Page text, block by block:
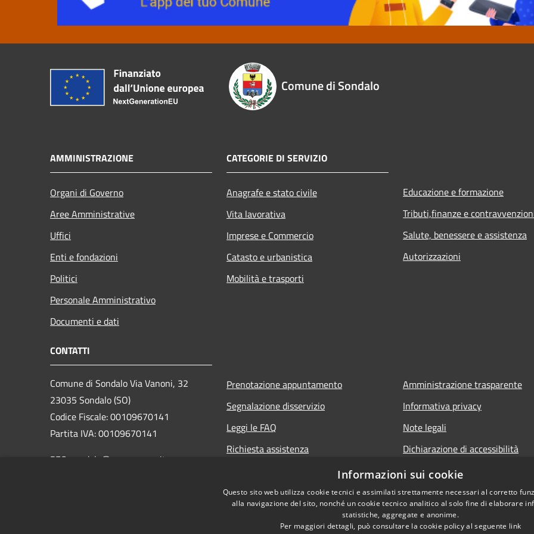
Comune di Sondalo
AMMINISTRAZIONE
Organi di Governo
Aree Amministrative
Uffici
Enti e fondazioni
Politici
Personale Amministrativo
Documenti e dati
CATEGORIE DI SERVIZIO
Anagrafe e stato civile
Vita lavorativa
Imprese e Commercio
Catasto e urbanistica
Mobilità e trasporti
Educazione e formazione
Tributi,finanze e
Salute, benessere e assistenza
Autorizzazioni
CONTATTI
Comune di Sondalo Via Vanoni, 32
23035 Sondalo (SO)
Codice Fiscale: 00109670141
Partita IVA: 00109670141
PEC: sondalo@pec.cmav.so.it
Prenotazione appuntamento
Segnalazione disservizio
Leggi le FAQ
Richiesta assistenza
Amministrazione trasparente
Informativa privacy
Note legali
Dichiarazione di accessibilità
Senalazione di inaccessibilità
Whistleblowing segnalazione
Informazioni sui cookie
Questo sito web utilizza cookie tecnici e assimilati strettamente necessari al corretto
alla navigazione del sito, nonché un cookie tecnico analitico al solo fine di elaborare
statistiche, aggregate e anonime.
Per maggiori dettagli, può consultare la cookie policy al seguente link